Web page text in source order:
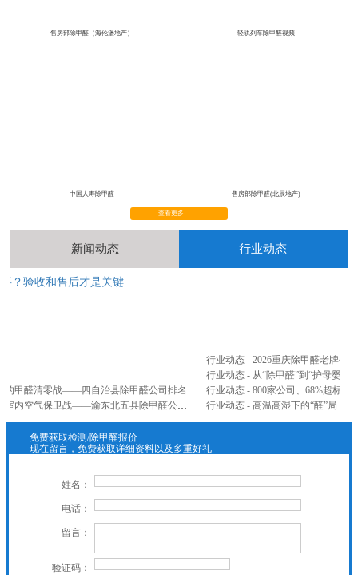
售房部除甲醛（海伦堡地产） 轻轨列车除甲醛视频
售房部除甲醛(北辰地产)
新闻动态 行业动态
？验收和售后才是关键
的甲醛清零战——四自治县除甲醛公司排名